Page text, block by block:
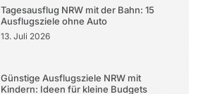
Tagesausflug NRW mit der Bahn: 15
Ausflugsziele ohne Auto
13. Juli 2026
Günstige Ausflugsziele NRW mit
Kindern: Ideen für kleine Budgets